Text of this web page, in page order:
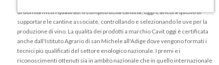
di 80mila metri quadrati. Il compito della cantina, oggi è ancora quello di
supportare le cantine associate, controllando e selezionando le uve per la
produzione di vino. La qualità dei prodotti a marchio Cavit oggi è certificata
anche dall'Istituto Agrario di san Michele all'Adige dove vengono formati i
tecnici più qualificati del settore enologico nazionale. I premi e i
riconoscimenti ottenuti sia in ambito nazionale che in quello internazionale